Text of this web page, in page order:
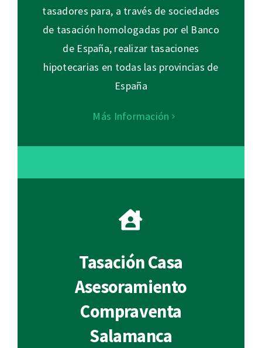
tasadores para, a través de sociedades
de tasación homologadas por el Banco
de España, realizar tasaciones
hipotecarias en todas las provincias de
España
Más Información
Tasación Casa
Asesoramiento
Compraventa
Salamanca